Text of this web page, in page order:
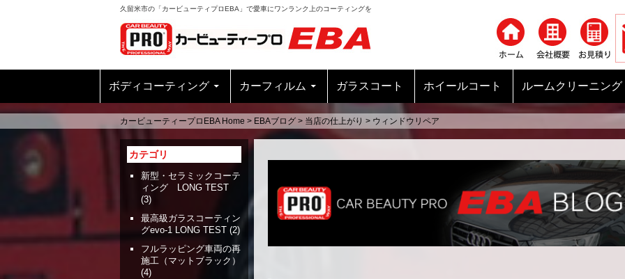
久留米市の「カービューティプロEBA」で愛車にワンランク上のコーティングを
ボディコーティング カーフィルム ガラスコート ホイールコート ルームクリーニング
カービューティープロEBA Home > EBAブログ > 当店の仕上がり > ウィンドウリペア
カテゴリ
新型・セラミックコーテ
ィング LONG TEST
(3)
最高級ガラスコーティン
グevo-1 LONG TEST (2)
フルラッピング車両の再
施工（マットブラック）
(4)